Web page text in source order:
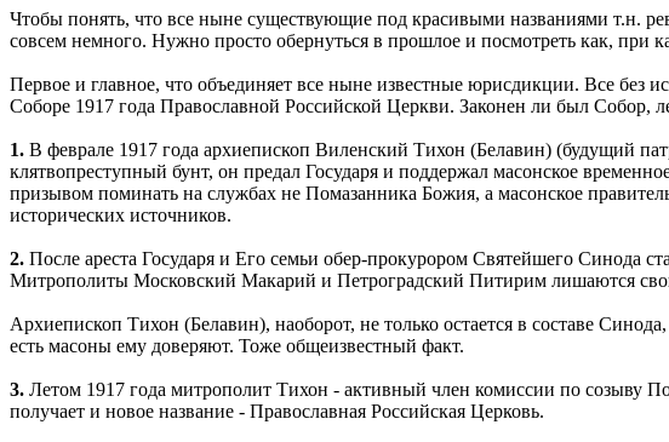
Чтобы понять, что все ныне существующие под красивыми названиями т.н.
совсем немного. Нужно просто обернуться в прошлое и посмотреть как, при
Первое и главное, что объединяет все ныне известные юрисдикции. Все без
Соборе 1917 года Православной Российской Церкви. Законен ли был Собор,
1. В феврале 1917 года архиепископ Виленский Тихон (Белавин) (будущий
клятвопреступный бунт, он предал Государя и поддержал масонское
призывом поминать на службах не Помазанника Божия, а масонское
исторических источников.
2. После ареста Государя и Его семьи обер-прокурором Святейшего Синода
Митрополиты Московский Макарий и Петроградский Питирим лишаются
Архиепископ Тихон (Белавин), наоборот, не только остается в составе
есть масоны ему доверяют. Тоже общеизвестный факт.
3. Летом 1917 года митрополит Тихон - активный член комиссии по созыву
получает и новое название - Православная Российская Церковь.